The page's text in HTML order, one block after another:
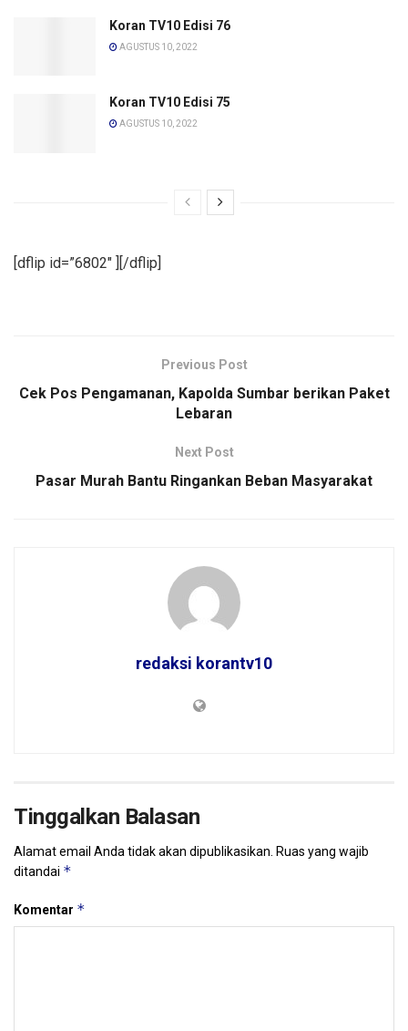
Koran TV10 Edisi 76
AGUSTUS 10, 2022
Koran TV10 Edisi 75
AGUSTUS 10, 2022
[dflip id=”6802″ ][/dflip]
Previous Post
Cek Pos Pengamanan, Kapolda Sumbar berikan Paket
Lebaran
Next Post
Pasar Murah Bantu Ringankan Beban Masyarakat
redaksi korantv10
Tinggalkan Balasan
Alamat email Anda tidak akan dipublikasikan. Ruas yang wajib
ditandai *
Komentar *